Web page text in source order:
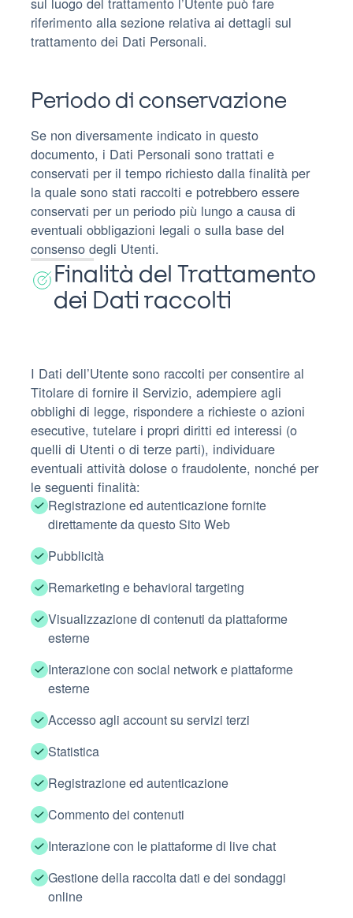
riferimento alla sezione relativa ai dettagli sul
trattamento dei Dati Personali.
Periodo di conservazione
Se non diversamente indicato in questo
documento, i Dati Personali sono trattati e
conservati per il tempo richiesto dalla finalità per
la quale sono stati raccolti e potrebbero essere
conservati per un periodo più lungo a causa di
eventuali obbligazioni legali o sulla base del
consenso degli Utenti.
Finalità del Trattamento
dei Dati raccolti
I Dati dell’Utente sono raccolti per consentire al
Titolare di fornire il Servizio, adempiere agli
obblighi di legge, rispondere a richieste o azioni
esecutive, tutelare i propri diritti ed interessi (o
quelli di Utenti o di terze parti), individuare
eventuali attività dolose o fraudolente, nonché per
le seguenti finalità:
Registrazione ed autenticazione fornite
direttamente da questo Sito Web
Pubblicità
Remarketing e behavioral targeting
Visualizzazione di contenuti da piattaforme
esterne
Interazione con social network e piattaforme
esterne
Accesso agli account su servizi terzi
Statistica
Registrazione ed autenticazione
Commento dei contenuti
Interazione con le piattaforme di live chat
Gestione della raccolta dati e dei sondaggi
online